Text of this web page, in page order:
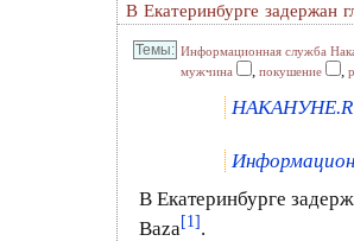
В Екатеринбурге задержан
Информационная служба
мужчина , покушение ,
В Екатеринбурге
Baza[1].